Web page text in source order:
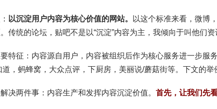
以沉淀用户内容为核心价值的网站。
以这个标准来看，微博
传统的论坛，贴吧不是以“沉淀”内容为主，我倾向于叫他们资
特征：内容源自用户，内容被组织后作为核心服务进一步服
，蚂蜂窝，大众点评，下厨房，美丽说/蘑菇街等。下文的举
决两件事：内容生产和发挥内容沉淀价值。 首先，让我们先